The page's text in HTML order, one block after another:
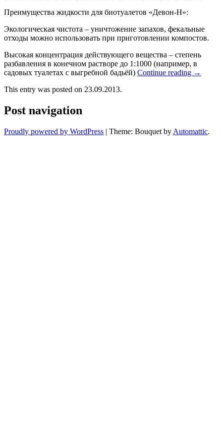
Преимущества жидкости для биотуалетов «Девон-Н»:
Экологическая чистота – уничтожение запахов, фекальные
отходы можно использовать при приготовлении компостов.
Высокая концентрация действующего вещества – степень
разбавления в конечном растворе до 1:1000 (например, в
садовых туалетах с выгребной бадьёй) Continue reading →
This entry was posted on 23.09.2013.
Post navigation
Proudly powered by WordPress | Theme: Bouquet by Automattic.